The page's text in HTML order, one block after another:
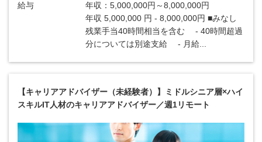
給与
年収：5,000,000円～8,000,000円
年収 5,000,000 円 - 8,000,000円 ■みなし
残業手当40時間相当を含む - 40時間超過
分については別途支給 - 月給...
【キャリアアドバイザー（未経験者）】ミドルシニア層×ハイ
スキルIT人材のキャリアアドバイザー／週1リモート